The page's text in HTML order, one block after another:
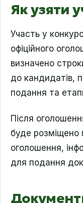
Як узяти
Участь у
офіційного
визначено
до кандидатів,
подання та
Після
буде розміщено
оголошення,
для подання